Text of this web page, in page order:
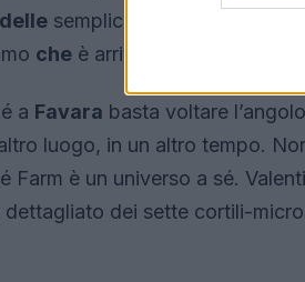
delle semplici strisce… sono
che è arrivato il momento di
a Favara basta voltare
luogo, in un altro tempo.
Farm è un universo a sé.
dettagliato dei sette cortili-